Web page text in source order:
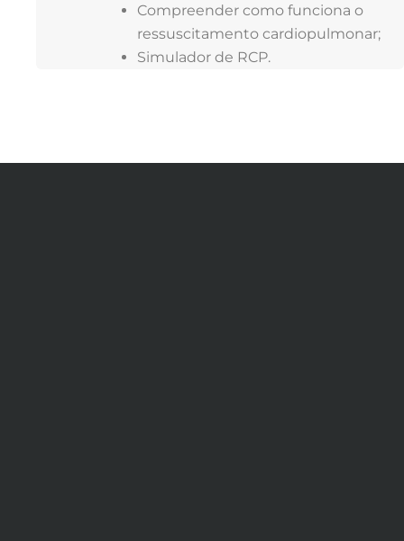
Compreender como funciona o
ressuscitamento cardiopulmonar;
Simulador de RCP.